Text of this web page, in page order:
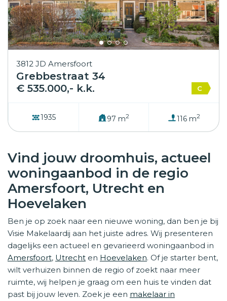
3812 JD Amersfoort
Grebbestraat 34
€ 535.000,- k.k.
C
1935 97 m2 116 m2
Vind jouw droomhuis, actueel
woningaanbod in de regio
Amersfoort, Utrecht en
Hoevelaken
Ben je op zoek naar een nieuwe woning, dan ben je bij
Visie Makelaardij aan het juiste adres. Wij presenteren
dagelijks een actueel en gevarieerd woningaanbod in
Amersfoort, Utrecht en Hoevelaken. Of je starter bent,
wilt verhuizen binnen de regio of zoekt naar meer
ruimte, wij helpen je graag om een huis te vinden dat
past bij jouw leven. Zoek je een makelaar in